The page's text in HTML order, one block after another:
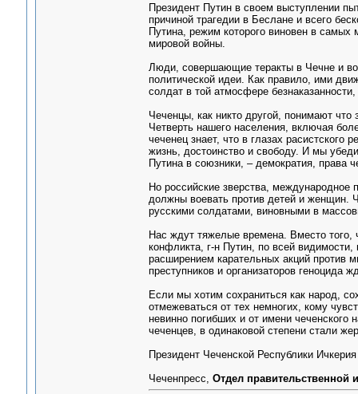
Президент Путин в своем выступлении
причиной трагедии в Беслане и всего
Путина, режим которого виновен в самых
мировой войны.
Люди, совершающие теракты в Чечне и
политической идеи. Как правило, ими
солдат в той атмосфере
Чеченцы, как никто другой, понимают
Четверть нашего населения, включая
чеченец знает, что в глазах
жизнь, достоинство и свободу. И мы
Путина в союзники, – демократия, права
Но российские зверства, международное
должны воевать против детей и женщин.
русскими солдатами, виновными в
Нас ждут тяжелые времена. Вместо того,
конфликта, г-н Путин, по всей
расширением карательных акций против
преступников и организаторов геноцида
Если мы хотим сохраниться как народ,
отмежеваться от тех немногих, кому
невинно погибших и от имени
чеченцев, в одинаковой степени стали
Президент Чеченской Республики
Чеченпресс, Отдел правительственной